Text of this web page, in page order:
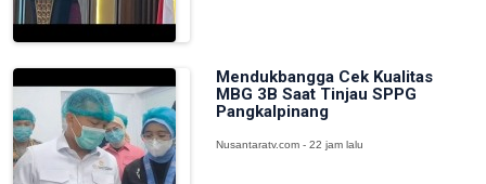
Mendukbangga Cek Kualitas
MBG 3B Saat Tinjau SPPG
Pangkalpinang
Nusantaratv.com - 22 jam lalu